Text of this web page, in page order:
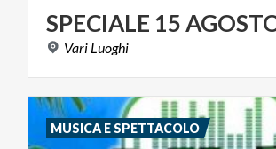
SPECIALE 15
Vari Luoghi
MUSICA E SPETTACOLO